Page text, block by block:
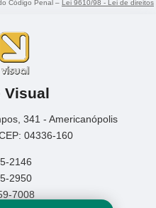
Código Penal – Lei 9610/98 - Lei de direitos
Visual
341 - Americanópolis
04336-160
2146
2950
7008